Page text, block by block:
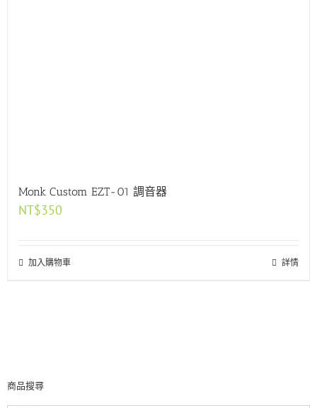
Monk Custom EZT-01 調音器
NT$350
加入購物車 詳情
商品搜尋